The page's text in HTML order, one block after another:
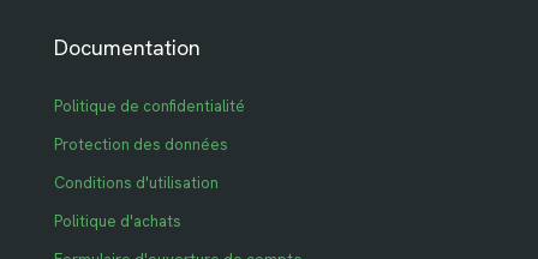
Documentation
Politique de confidentialité
Protection des données
Conditions d'utilisation
Politique d'achats